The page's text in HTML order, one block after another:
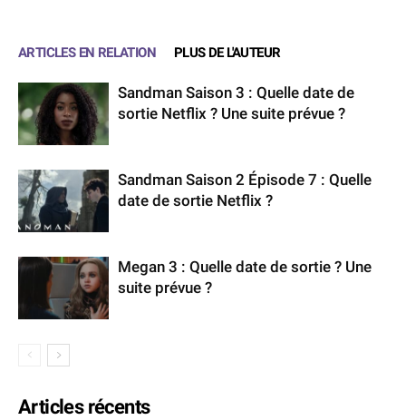
ARTICLES EN RELATION PLUS DE L'AUTEUR
Sandman Saison 3 : Quelle date de
sortie Netflix ? Une suite prévue ?
Sandman Saison 2 Épisode 7 : Quelle
date de sortie Netflix ?
Megan 3 : Quelle date de sortie ? Une
suite prévue ?
Articles récents